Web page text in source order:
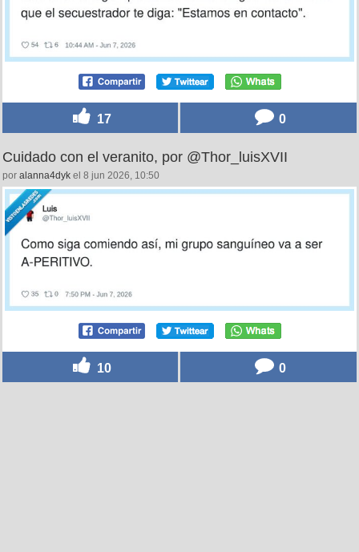
17 0
Cuidado con el veranito, por @Thor_luisXVII
por alanna4dyk el 8 jun 2026, 10:50
10 0